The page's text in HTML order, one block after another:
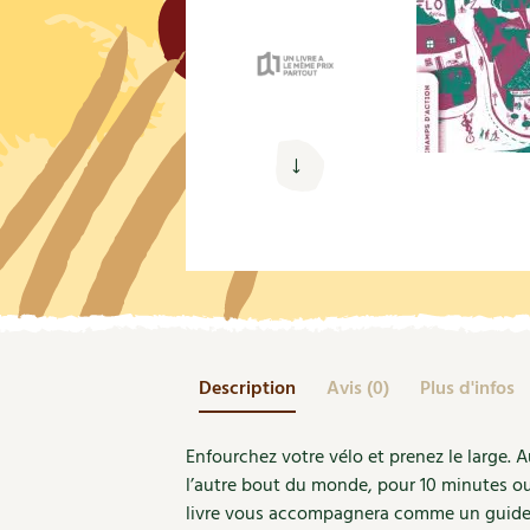
Autonomie, bricolage
Ornement et aménagement du jardin
Nouvelles sur le jardin et l’écologie
Prenez-en de la graine !
Description Avis (0) Plus d'infos
Enfourchez votre vélo et prenez le large.
l’autre bout du monde, pour 10 minutes
livre vous accompagnera comme un